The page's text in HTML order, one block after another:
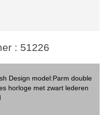
: 51226
Design model:Parm double
horloge met zwart lederen